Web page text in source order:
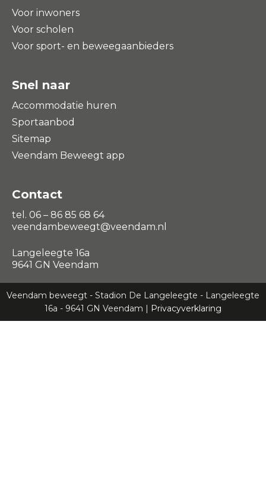
Voor inwoners
Voor scholen
Voor sport- en beweegaanbieders
Snel naar
Accommodatie huren
Sportaanbod
Sitemap
Veendam Beweegt app
Contact
tel. 06 – 86 85 68 64
veendambeweegt@veendam.nl
Langeleegte 16a
9641 GN Veendam
Veendam beweegt - Stadion De Langeleegte - Langeleegte
16a - 9641 GN Veendam | Privacyverklaring